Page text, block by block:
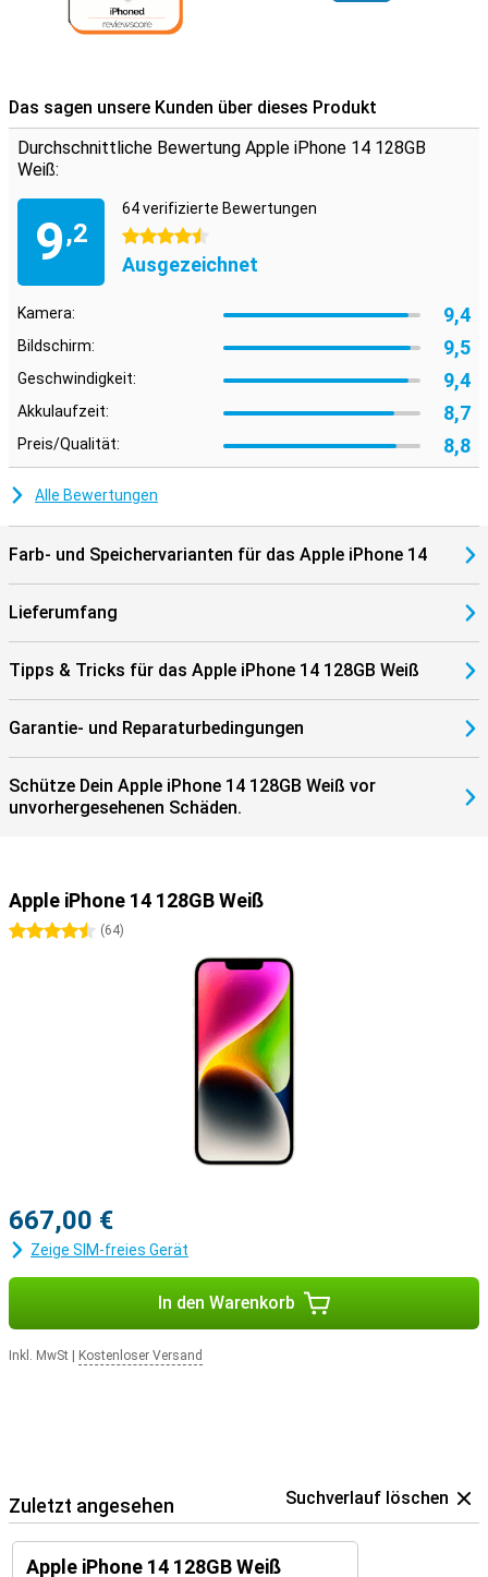
Das sagen unsere Kunden über dieses Produkt
Durchschnittliche Bewertung Apple iPhone 14 128GB
Weiß:
9,2
64 verifizierte Bewertungen
4.5 Sterne
Ausgezeichnet
Kamera: 9,4
Bildschirm: 9,5
Geschwindigkeit: 9,4
Akkulaufzeit: 8,7
Preis/Qualität: 8,8
Alle Bewertungen
Farb- und Speichervarianten für das Apple iPhone 14
Lieferumfang
Tipps & Tricks für das Apple iPhone 14 128GB Weiß
Garantie- und Reparaturbedingungen
Schütze Dein Apple iPhone 14 128GB Weiß vor
unvorhergesehenen Schäden.
Apple iPhone 14 128GB Weiß
4.5 Sterne
(64)
667,00 €
Zeige SIM-freies Gerät
In den Warenkorb
Inkl. MwSt Kostenloser Versand
Zuletzt angesehen Suchverlauf löschen
Apple iPhone 14 128GB Weiß